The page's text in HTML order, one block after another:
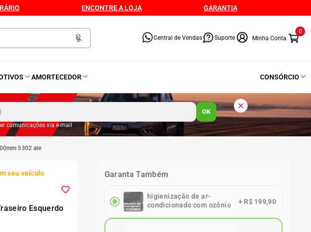
ENCONTRE A LOJA GARANTIA
Central de Vendas Suporte
0
AMORTECEDOR CONSÓRCIO
OK
comunicações via e-mail
5302 ate
seu veículo
Esquerdo
Garanta Também
higienização de ar-
condicionado com ozônio
+ R$ 199,90